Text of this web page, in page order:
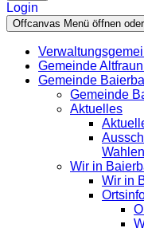
Login
Offcanvas Menü öffnen
Gemeinde
Gemeinde
Gemeinde
Aktuelles
Wahlen
Wir in
Wir in